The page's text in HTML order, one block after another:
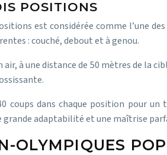
POSITIONS
est considérée comme l’une
: couché, debout et à genou.
à une distance de 50 mètres de la
coups dans chaque position pour
adaptabilité et une maîtrise
OLYMPIQUES